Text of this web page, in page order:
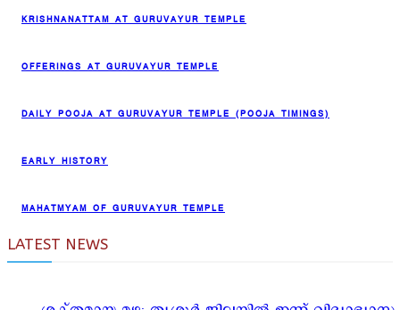
KRISHNANATTAM AT GURUVAYUR TEMPLE
OFFERINGS AT GURUVAYUR TEMPLE
DAILY POOJA AT GURUVAYUR TEMPLE (POOJA TIMINGS)
EARLY HISTORY
MAHATMYAM OF GURUVAYUR TEMPLE
LATEST NEWS